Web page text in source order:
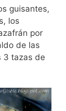
guisantes,
los
por
de las
3 tazas de